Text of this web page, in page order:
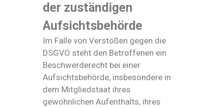
der zuständigen
Aufsichts­behörde
Im Falle von Verstößen gegen die
DSGVO steht den Betroffenen ein
Beschwerderecht bei einer
Aufsichtsbehörde, insbesondere in
dem Mitgliedstaat ihres
gewöhnlichen Aufenthalts, ihres